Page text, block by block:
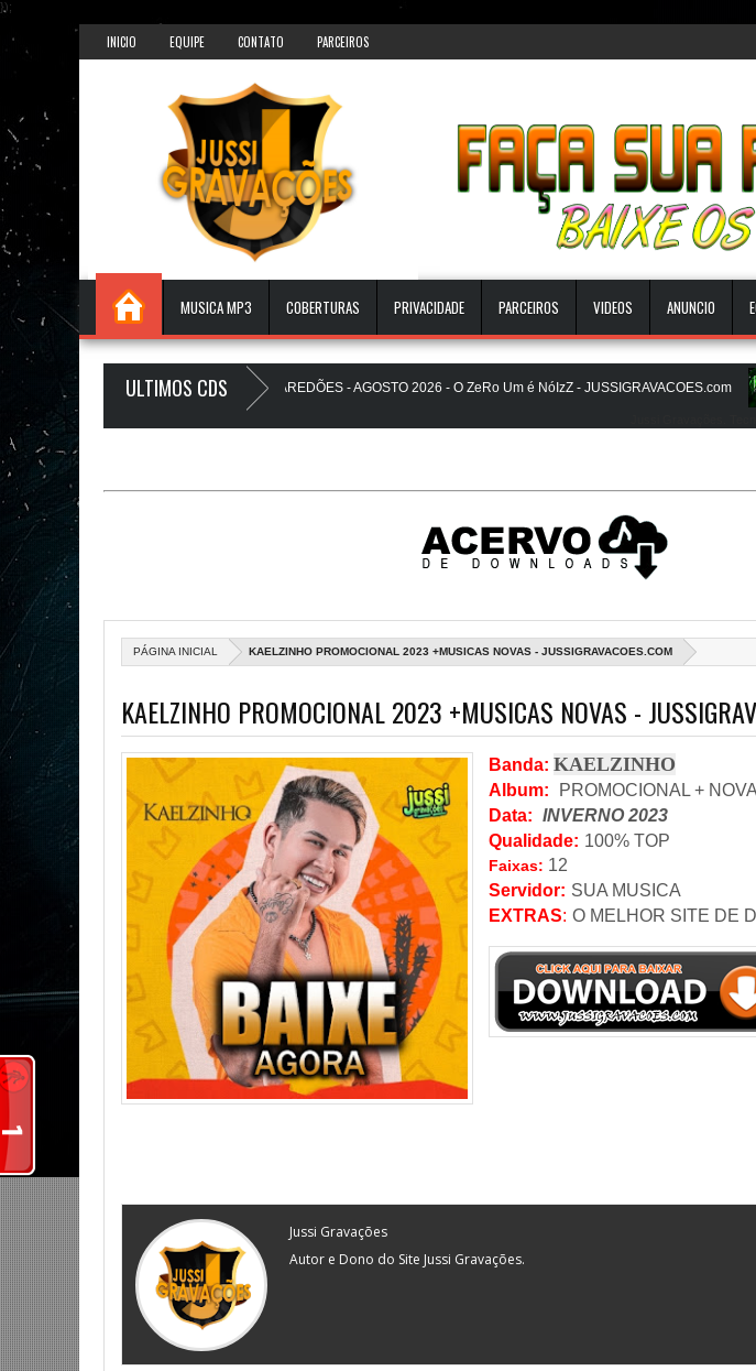
});
INICIO EQUIPE CONTATO PARCEIROS
MUSICA MP3 COBERTURAS PRIVACIDADE PARCEIROS VIDEOS ANUNCIO
ULTIMOS CDS
PAREDÃO 17.0 - A PLAYLIST DOS PAREDÕES - AGOSTO 2026 - O ZeRo Um é NóIzZ - JUSSIGRAVACOES.com
A Favela Ta Gostosa 5.0 - LANÇAMENTO - JUSSIGRAVACOES.com
PÁGINA INICIAL KAELZINHO PROMOCIONAL 2023 +MUSICAS NOVAS - JUSSIGRAVACOES.COM
KAELZINHO PROMOCIONAL 2023 +MUSICAS NOVAS -
Banda: KAELZINHO
Album: PROMOCIONAL +
Data: INVERNO 2023
Qualidade: 100% TOP
Faixas: 12
Servidor: SUA MUSICA
EXTRAS: O MELHOR SITE DE
Jussi Gravações
Autor e Dono do Site Jussi Gravações.